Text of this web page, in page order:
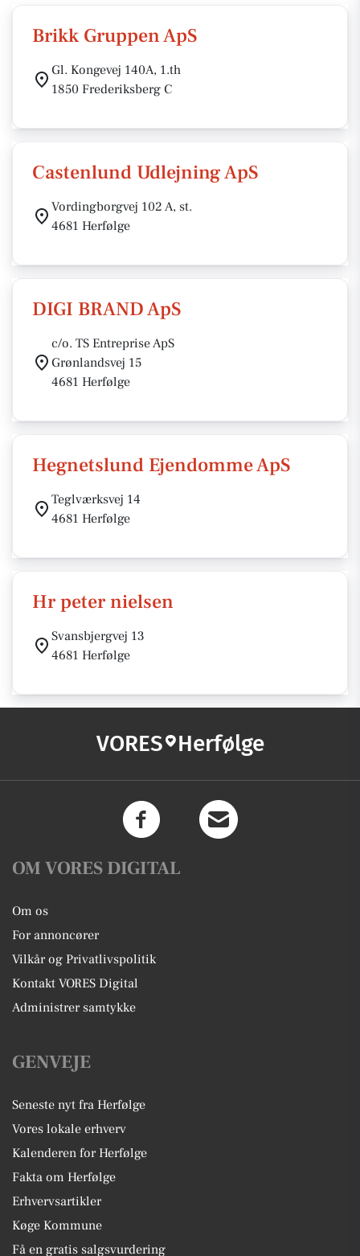
Brikk Gruppen ApS
Gl. Kongevej 140A, 1.th
1850 Frederiksberg C
Castenlund Udlejning ApS
Vordingborgvej 102 A, st.
4681 Herfølge
DIGI BRAND ApS
c/o. TS Entreprise ApS
Grønlandsvej 15
4681 Herfølge
Hegnetslund Ejendomme ApS
Teglværksvej 14
4681 Herfølge
Hr peter nielsen
Svansbjergvej 13
4681 Herfølge
VORES Herfølge
OM VORES DIGITAL
Om os
For annoncører
Vilkår og Privatlivspolitik
Kontakt VORES Digital
Administrer samtykke
GENVEJE
Seneste nyt fra Herfølge
Vores lokale erhverv
Kalenderen for Herfølge
Fakta om Herfølge
Erhvervsartikler
Køge Kommune
Få en gratis salgsvurdering